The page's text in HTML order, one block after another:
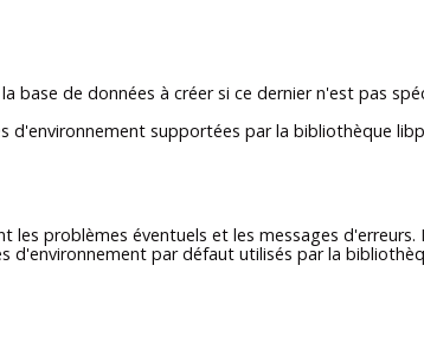
base de données à créer si ce dernier n'est pas
d'environnement supportées par la bibliothèque
les problèmes éventuels et les messages
d'environnement par défaut utilisés par la